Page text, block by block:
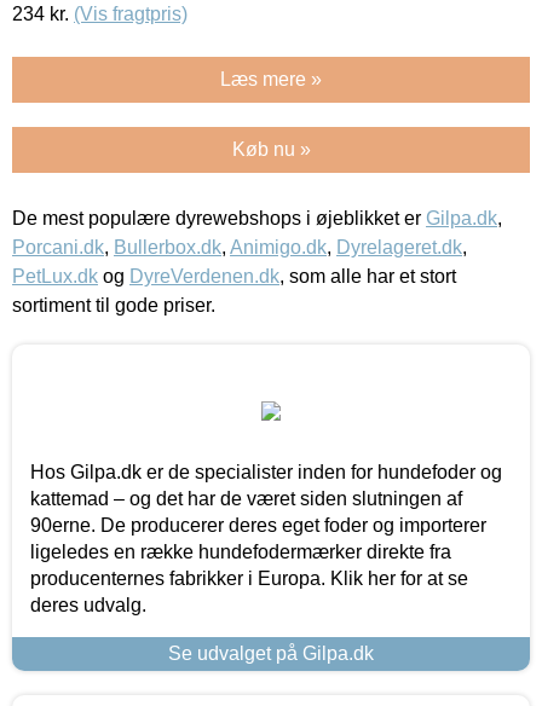
234 kr. (Vis fragtpris)
Læs mere »
Køb nu »
De mest populære dyrewebshops i øjeblikket er Gilpa.dk,
Porcani.dk, Bullerbox.dk, Animigo.dk, Dyrelageret.dk,
PetLux.dk og DyreVerdenen.dk, som alle har et stort
sortiment til gode priser.
Hos Gilpa.dk er de specialister inden for hundefoder og
kattemad – og det har de været siden slutningen af
90erne. De producerer deres eget foder og importerer
ligeledes en række hundefodermærker direkte fra
producenternes fabrikker i Europa. Klik her for at se
deres udvalg.
Se udvalget på Gilpa.dk